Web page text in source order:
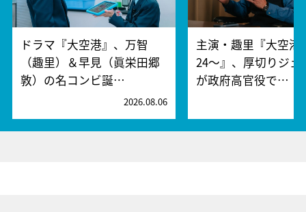
ドラマ『大空港』、万智
（趣里）＆早見（眞栄田郷
敦）の名コンビ誕…
2026.08.06
主演・趣里『大空港
24～』、厚切りジェ
が政府高官役で…